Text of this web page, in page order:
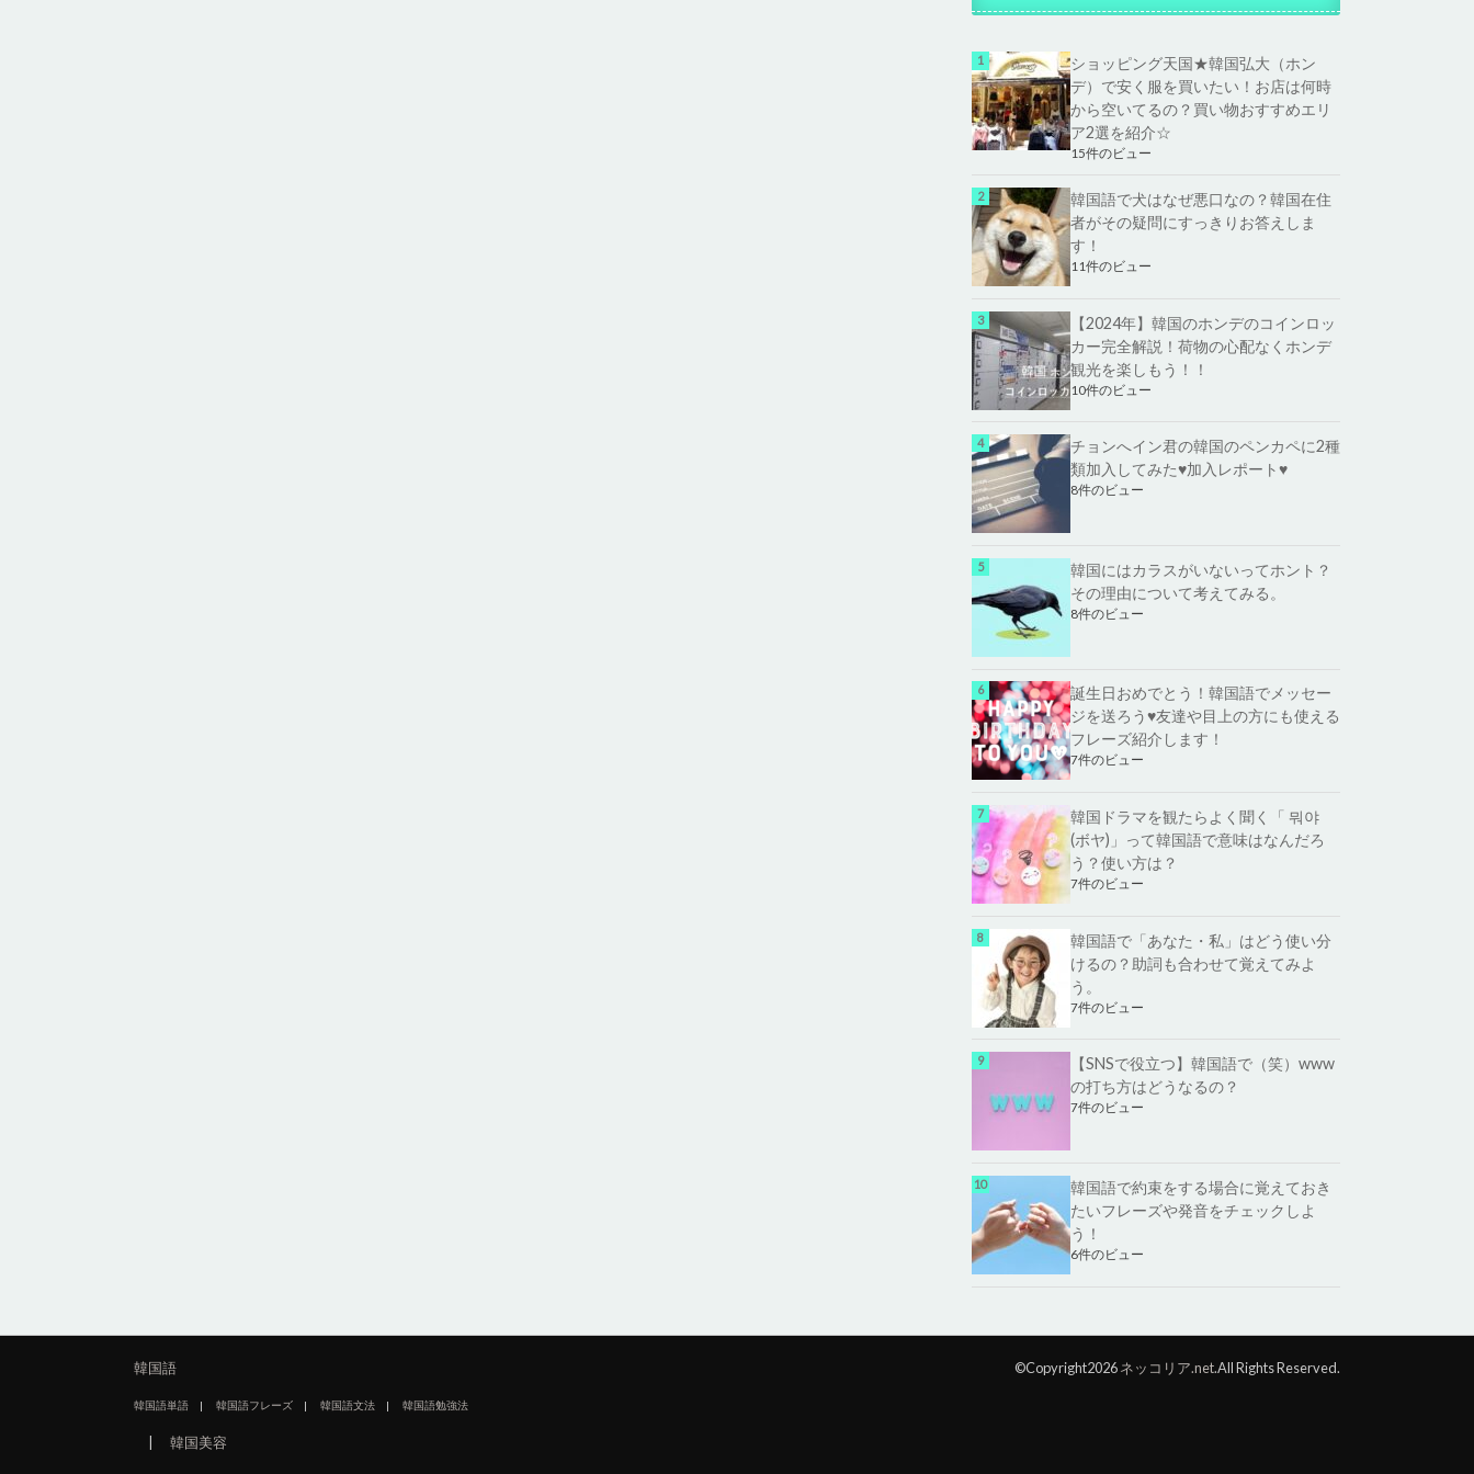
ショッピング天国★韓国弘大（ホン
デ）で安く服を買いたい！お店は何時
から空いてるの？買い物おすすめエリ
ア2選を紹介☆
15件のビュー
韓国語で犬はなぜ悪口なの？韓国在住
者がその疑問にすっきりお答えしま
す！
11件のビュー
【2024年】韓国のホンデのコインロッ
カー完全解説！荷物の心配なくホンデ
観光を楽しもう！！
10件のビュー
チョンへイン君の韓国のペンカペに2種
類加入してみた♥加入レポート♥
8件のビュー
韓国にはカラスがいないってホント？
その理由について考えてみる。
8件のビュー
誕生日おめでとう！韓国語でメッセー
ジを送ろう♥友達や目上の方にも使える
フレーズ紹介します！
7件のビュー
韓国ドラマを観たらよく聞く「 뭐야
(ボヤ)」って韓国語で意味はなんだろ
う？使い方は？
7件のビュー
韓国語で「あなた・私」はどう使い分
けるの？助詞も合わせて覚えてみよ
う。
7件のビュー
【SNSで役立つ】韓国語で（笑）www
の打ち方はどうなるの？
7件のビュー
韓国語で約束をする場合に覚えておき
たいフレーズや発音をチェックしよ
う！
6件のビュー
韓国語
韓国語単語 韓国語フレーズ 韓国語文法 韓国語勉強法
韓国美容
©Copyright2026ネッコリア.net.All Rights Reserved.